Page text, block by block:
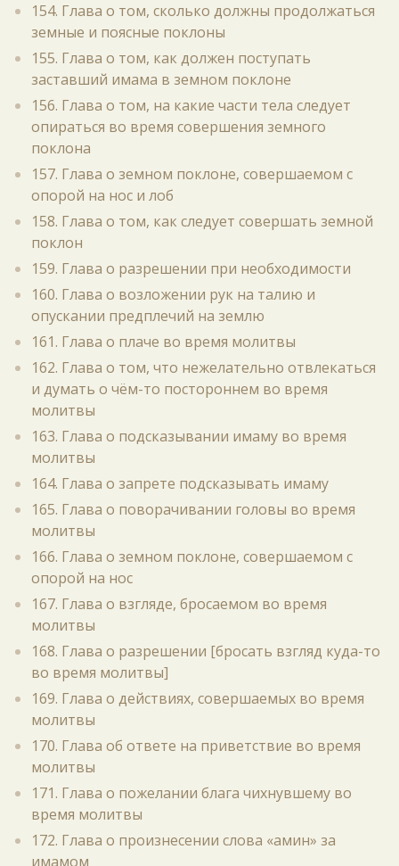
154. Глава о том, сколько должны продолжаться
земные и поясные поклоны
155. Глава о том, как должен поступать
заставший имама в земном поклоне
156. Глава о том, на какие части тела следует
опираться во время совершения земного
поклона
157. Глава о земном поклоне, совершаемом с
опорой на нос и лоб
158. Глава о том, как следует совершать земной
поклон
159. Глава о разрешении при необходимости
160. Глава о возложении рук на талию и
опускании предплечий на землю
161. Глава о плаче во время молитвы
162. Глава о том, что нежелательно отвлекаться
и думать о чём-то постороннем во время
молитвы
163. Глава о подсказывании имаму во время
молитвы
164. Глава о запрете подсказывать имаму
165. Глава о поворачивании головы во время
молитвы
166. Глава о земном поклоне, совершаемом с
опорой на нос
167. Глава о взгляде, бросаемом во время
молитвы
168. Глава о разрешении [бросать взгляд куда-то
во время молитвы]
169. Глава о действиях, совершаемых во время
молитвы
170. Глава об ответе на приветствие во время
молитвы
171. Глава о пожелании блага чихнувшему во
время молитвы
172. Глава о произнесении слова «амин» за
имамом